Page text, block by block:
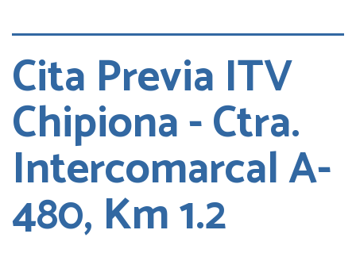
Cita Previa ITV
Chipiona - Ctra.
Intercomarcal A-
480, Km 1.2